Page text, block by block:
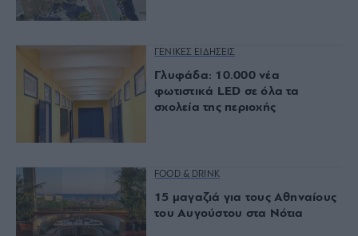
ΓΕΝΙΚΕΣ ΕΙΔΗΣΕΙΣ
Γλυφάδα: 10.000 νέα
φωτιστικά LED σε όλα τα
σχολεία της περιοχής
FOOD & DRINK
15 μαγαζιά για τους Αθηναίους
του Αυγούστου στα Νότια